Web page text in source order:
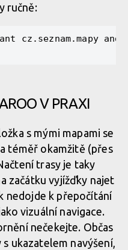
ručně:
cz .seznam.mapy
V PRAXI
s mými mapami se
téměř okamžitě (přes
trasy je taky
začátku vyjížďky najet
nedojde k přepočítání
vizuální navigace.
nečekejte. Občas
ukazatelem navýšení,